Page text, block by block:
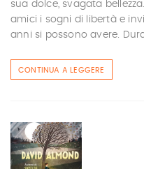
sua dolce, svagata
amici i sogni di libertà e
anni si possono avere.
CONTINUA A LEGGERE